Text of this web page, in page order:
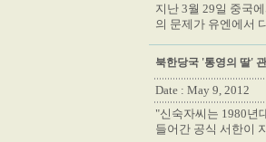
지난 3월 29일 중국
의 문제가 유엔에서
북한당국 '통영의 딸'
Date : May 9, 2012
"신숙자씨는 1980년
들어간 공식 서한이